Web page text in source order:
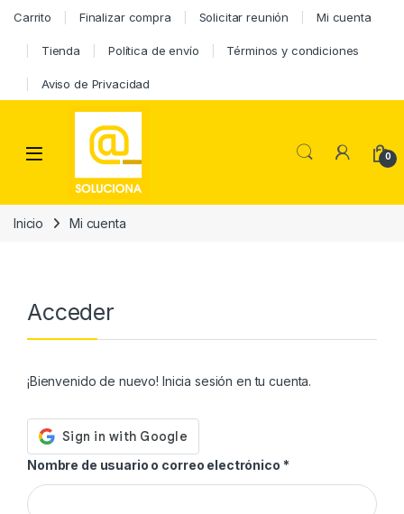
Carrito Finalizar compra Solicitar reunión Mi cuenta
Tienda Política de envío Términos y condiciones
Aviso de Privacidad
0
Inicio Mi cuenta
Acceder
¡Bienvenido de nuevo! Inicia sesión en tu cuenta.
Nombre de usuario o correo electrónico *Obligatorio